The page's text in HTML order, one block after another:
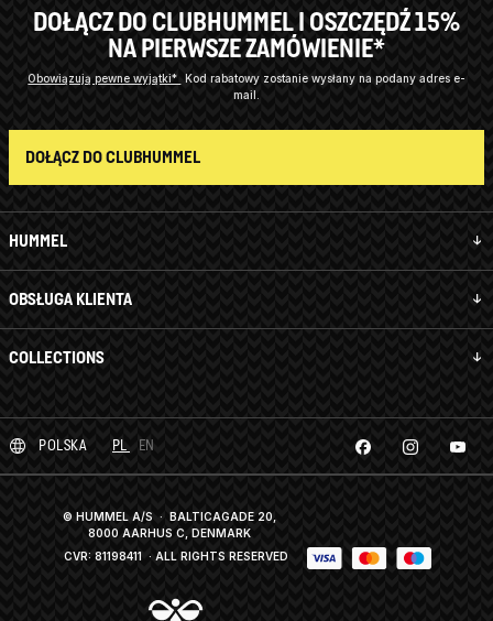
HUMMEL
OBSŁUGA KLIENTA
COLLECTIONS
DOŁĄCZ DO CLUBHUMMEL I OSZCZĘDŹ 15%
NA PIERWSZE ZAMÓWIENIE*
Obowiązują pewne wyjątki*
Kod rabatowy zostanie wysłany na podany adres e-
mail.
DOŁĄCZ DO CLUBHUMMEL
POLSKA PL EN
© HUMMEL A/S · BALTICAGADE 20,
8000 AARHUS C, DENMARK
CVR: 81198411 · ALL RIGHTS RESERVED